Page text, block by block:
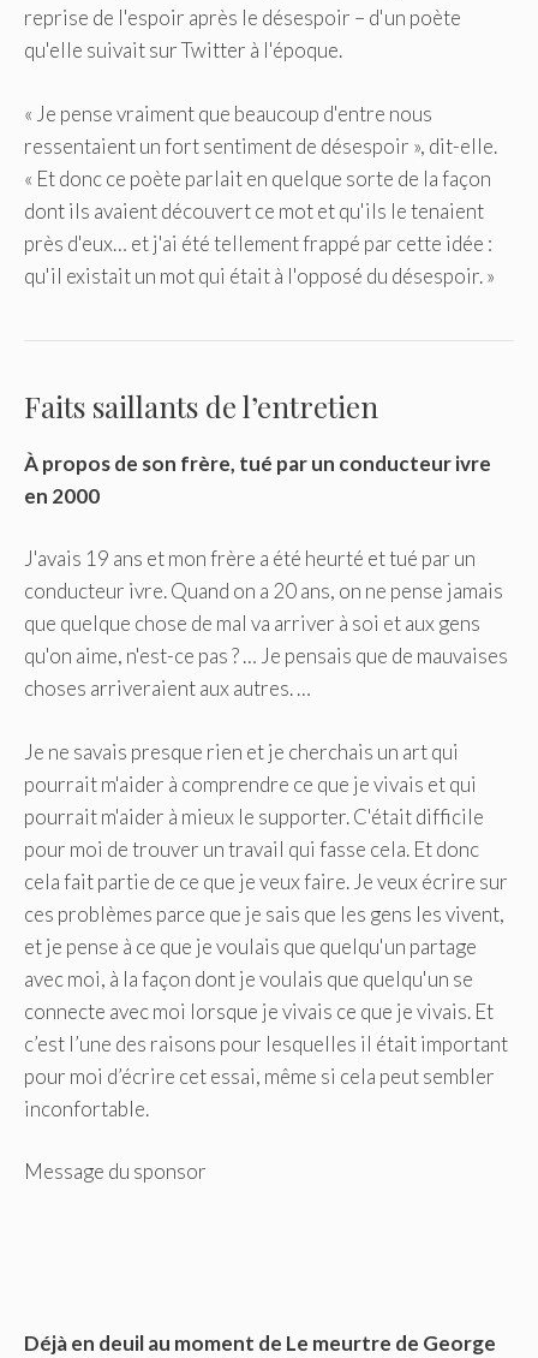
reprise de l'espoir après le désespoir – d'un poète
qu'elle suivait sur Twitter à l'époque.
« Je pense vraiment que beaucoup d'entre nous
ressentaient un fort sentiment de désespoir », dit-elle.
« Et donc ce poète parlait en quelque sorte de la façon
dont ils avaient découvert ce mot et qu'ils le tenaient
près d'eux… et j'ai été tellement frappé par cette idée :
qu'il existait un mot qui était à l'opposé du désespoir. »
Faits saillants de l’entretien
À propos de son frère, tué par un conducteur ivre
en 2000
J'avais 19 ans et mon frère a été heurté et tué par un
conducteur ivre. Quand on a 20 ans, on ne pense jamais
que quelque chose de mal va arriver à soi et aux gens
qu'on aime, n'est-ce pas ? … Je pensais que de mauvaises
choses arriveraient aux autres. …
Je ne savais presque rien et je cherchais un art qui
pourrait m'aider à comprendre ce que je vivais et qui
pourrait m'aider à mieux le supporter. C'était difficile
pour moi de trouver un travail qui fasse cela. Et donc
cela fait partie de ce que je veux faire. Je veux écrire sur
ces problèmes parce que je sais que les gens les vivent,
et je pense à ce que je voulais que quelqu'un partage
avec moi, à la façon dont je voulais que quelqu'un se
connecte avec moi lorsque je vivais ce que je vivais. Et
c’est l’une des raisons pour lesquelles il était important
pour moi d’écrire cet essai, même si cela peut sembler
inconfortable.
Message du sponsor
Déjà en deuil au moment de Le meurtre de George